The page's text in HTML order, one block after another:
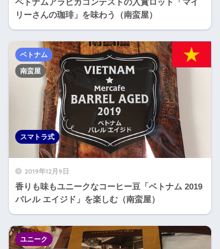
ベトナムアラビカコンテストの入賞ロット「マイ
リーさんの珈琲」を味わう（南蛮屋）
2019年12月9日
香りも味もユニークなコーヒー豆「ベトナム 2019
バレル エイジド」を楽しむ（南蛮屋）
ベトナム
スマトラ式
南蛮屋
ユニーク